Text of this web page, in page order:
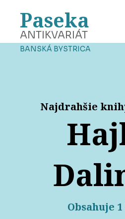
Paseka
ANTIKVARIÁT
BANSKÁ BYSTRICA
Najdrahšie
Obsahuje